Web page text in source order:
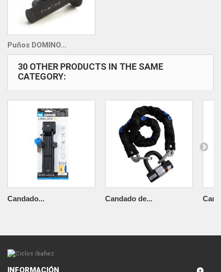
Puños DOMINO...
30 OTHER PRODUCTS IN THE SAME
CATEGORY:
Candado... Candado de...
INFORMACIÓN